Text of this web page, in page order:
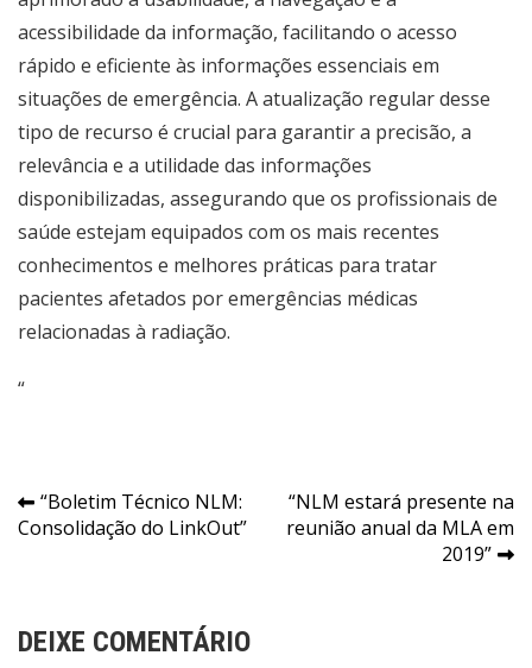
acessibilidade da informação, facilitando o acesso
rápido e eficiente às informações essenciais em
situações de emergência. A atualização regular desse
tipo de recurso é crucial para garantir a precisão, a
relevância e a utilidade das informações
disponibilizadas, assegurando que os profissionais de
saúde estejam equipados com os mais recentes
conhecimentos e melhores práticas para tratar
pacientes afetados por emergências médicas
relacionadas à radiação.
“
Navegação
de
“Boletim Técnico NLM:
Consolidação do LinkOut”
“NLM estará presente na
reunião anual da MLA em
2019”
DEIXE COMENTÁRIO